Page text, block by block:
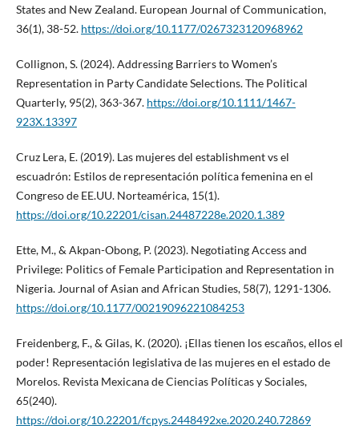
States and New Zealand. European Journal of Communication,
36(1), 38-52. https://doi.org/10.1177/0267323120968962
Collignon, S. (2024). Addressing Barriers to Women’s
Representation in Party Candidate Selections. The Political
Quarterly, 95(2), 363-367. https://doi.org/10.1111/1467-
923X.13397
Cruz Lera, E. (2019). Las mujeres del establishment vs el
escuadrón: Estilos de representación política femenina en el
Congreso de EE.UU. Norteamérica, 15(1).
https://doi.org/10.22201/cisan.24487228e.2020.1.389
Ette, M., & Akpan-Obong, P. (2023). Negotiating Access and
Privilege: Politics of Female Participation and Representation in
Nigeria. Journal of Asian and African Studies, 58(7), 1291-1306.
https://doi.org/10.1177/00219096221084253
Freidenberg, F., & Gilas, K. (2020). ¡Ellas tienen los escaños, ellos el
poder! Representación legislativa de las mujeres en el estado de
Morelos. Revista Mexicana de Ciencias Políticas y Sociales,
65(240).
https://doi.org/10.22201/fcpys.2448492xe.2020.240.72869